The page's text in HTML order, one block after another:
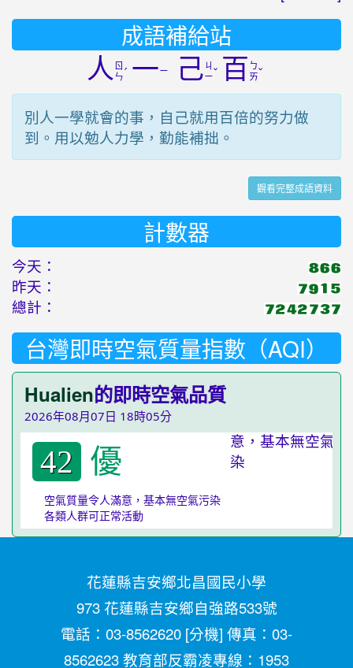
成語補給站
人ㄖ
ㄣˊ 一ㄧ 己 ㄐ
ㄧˇ 百 ㄅ
ㄞˇ
別人一學就會的事，自己就用百倍的努力做
到。用以勉人力學，勤能補拙。
觀看完整成語資料
計數器
今天：
昨天：
總計：
台灣即時空氣質量指數（AQI）
Hualien的即時空氣品質
2026年08月07日 18時05分
42 優
空氣質量令人滿意，基本無空氣污染
各類人群可正常活動
花蓮縣吉安鄉北昌國民小學
973 花蓮縣吉安鄉自強路533號
電話：03-8562620 [分機] 傳真：03-
8562623 教育部反霸凌專線：1953